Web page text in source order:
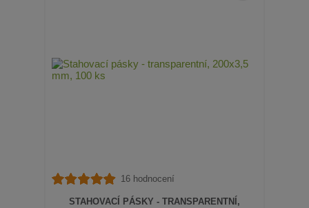
16 hodnocení
STAHOVACÍ PÁSKY - TRANSPARENTNÍ,